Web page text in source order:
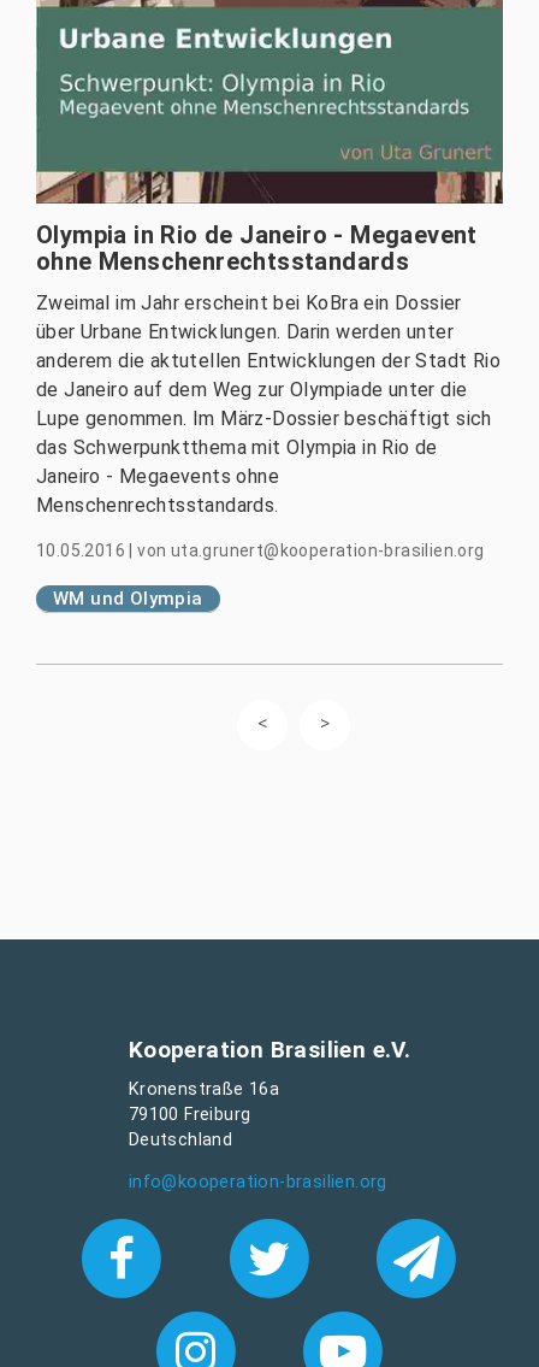
Olympia in Rio de Janeiro - Megaevent
ohne Menschenrechtsstandards
Zweimal im Jahr erscheint bei KoBra ein Dossier
über Urbane Entwicklungen. Darin werden unter
anderem die aktutellen Entwicklungen der Stadt Rio
de Janeiro auf dem Weg zur Olympiade unter die
Lupe genommen. Im März-Dossier beschäftigt sich
das Schwerpunktthema mit Olympia in Rio de
Janeiro - Megaevents ohne
Menschenrechtsstandards.
10.05.2016 |von uta.grunert@kooperation-brasilien.org
WM und Olympia
Kooperation Brasilien e.V.
Kronenstraße 16a
79100 Freiburg
Deutschland
info@kooperation-brasilien.org